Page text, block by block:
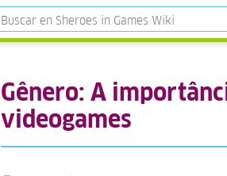
Gênero: A
videogames